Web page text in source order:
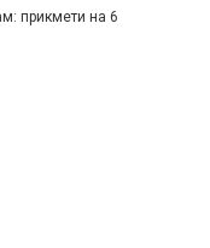
прикмети на 6